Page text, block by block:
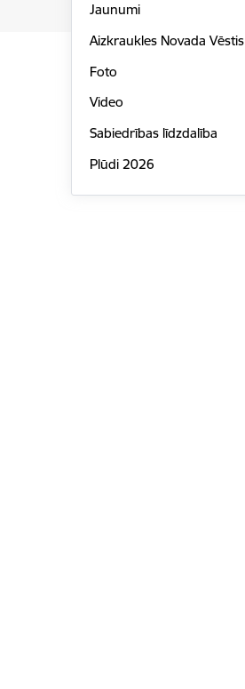
Jaunumi
Aizkraukles Novada Vēstis
Foto
Video
Sabiedrības līdzdalība
Plūdi 2026